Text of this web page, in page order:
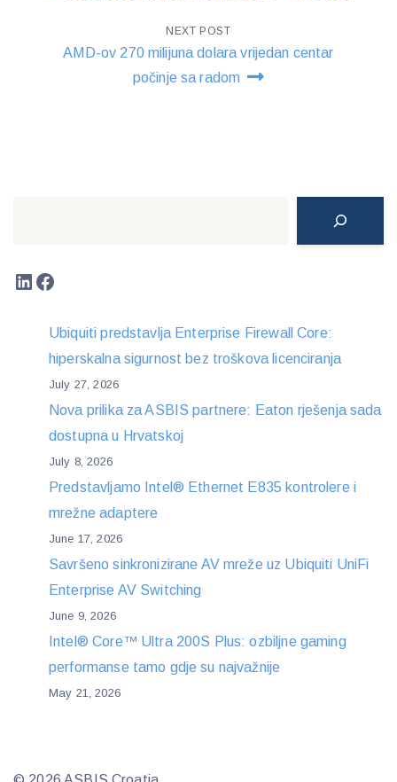
navigationNEXT POST
AMD-ov 270 milijuna dolara vrijedan centar
počinje sa radom
LinkedIn
Facebook
Ubiquiti predstavlja Enterprise Firewall Core:
hiperskalna sigurnost bez troškova licenciranja
July 27, 2026
Nova prilika za ASBIS partnere: Eaton rješenja sada
dostupna u Hrvatskoj
July 8, 2026
Predstavljamo Intel® Ethernet E835 kontrolere i
mrežne adaptere
June 17, 2026
Savršeno sinkronizirane AV mreže uz Ubiquiti UniFi
Enterprise AV Switching
June 9, 2026
Intel® Core™ Ultra 200S Plus: ozbiljne gaming
performanse tamo gdje su najvažnije
May 21, 2026